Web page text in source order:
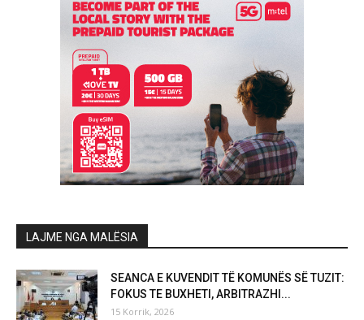
LAJME NGA MALËSIA
SEANCA E KUVENDIT TË KOMUNËS SË TUZIT:
FOKUS TE BUXHETI, ARBITRAZHI...
15 Korrik, 2026